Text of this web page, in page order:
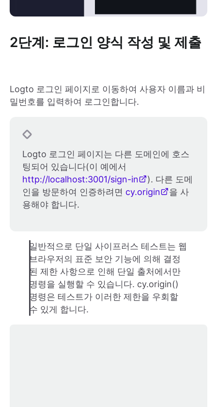
2단계: 로그인 양식 작성 및 제출
Logto 로그인 페이지로 이동하여 사용자 이름과 비
밀번호를 입력하여 로그인합니다.
Logto 로그인 페이지는 다른 도메인에 호스
팅되어 있습니다(이 예에서
http://localhost:3001/sign-in
). 다른 도메
인을 방문하여 인증하려면 cy.origin
을 사
용해야 합니다.
일반적으로 단일 사이프러스 테스트는 웹
브라우저의 표준 보안 기능에 의해 결정
된 제한 사항으로 인해 단일 출처에서만
명령을 실행할 수 있습니다. cy.origin()
명령은 테스트가 이러한 제한을 우회할
수 있게 합니다.